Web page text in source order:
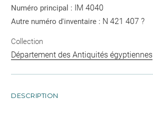
Numéro principal : IM 4040
Autre numéro d'inventaire : N 421 407 ?
Collection
Département des Antiquités égyptiennes
DESCRIPTION